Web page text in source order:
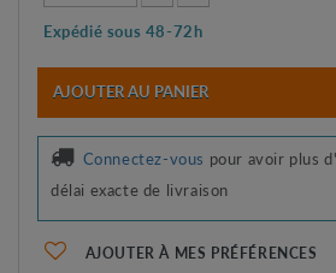
Expédié sous 48-72h
AJOUTER AU PANIER
Connectez-vous pour avoir plus
délai exacte de livraison
AJOUTER À MES PRÉFÉRENCES